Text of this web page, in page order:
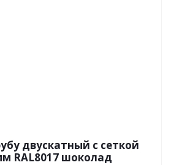
двускатный с сеткой
RAL8017 шоколад